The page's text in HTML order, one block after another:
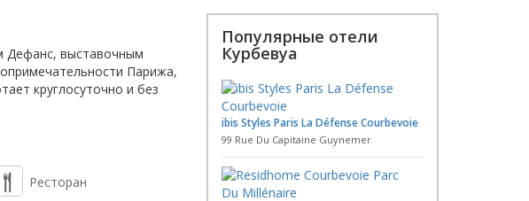
Дефанс, выставочным
Парижа,
круглосуточно и без
Ресторан
Популярные отели
Курбевуа
ibis Styles Paris La Défense Courbevoie
99 Rue Du Capitaine Guynemer